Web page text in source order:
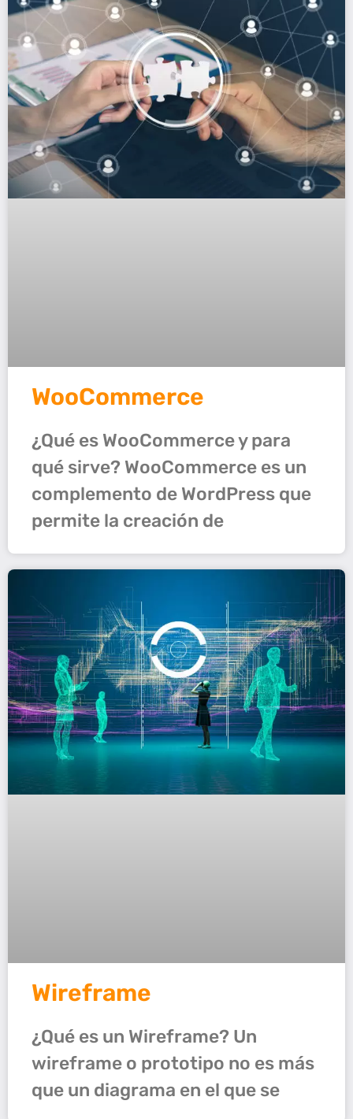
WooCommerce
¿Qué es WooCommerce y para
qué sirve? WooCommerce es un
complemento de WordPress que
permite la creación de
Wireframe
¿Qué es un Wireframe? Un
wireframe o prototipo no es más
que un diagrama en el que se